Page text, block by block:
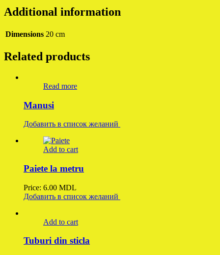
Additional information
Dimensions 20 cm
Related products
Read more
Manusi
Добавить в список желаний
Add to cart
Paiete la metru
Price: 6.00 MDL
Добавить в список желаний
Add to cart
Tuburi din sticla